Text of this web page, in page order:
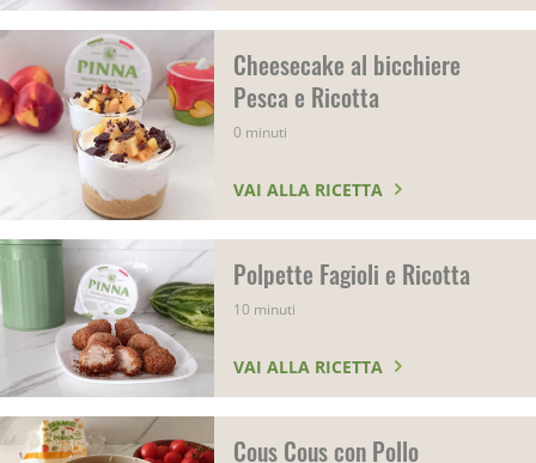
Cheesecake al bicchiere
Pesca e Ricotta
0 minuti
VAI ALLA RICETTA
Polpette Fagioli e Ricotta
10 minuti
VAI ALLA RICETTA
Cous Cous con Pollo